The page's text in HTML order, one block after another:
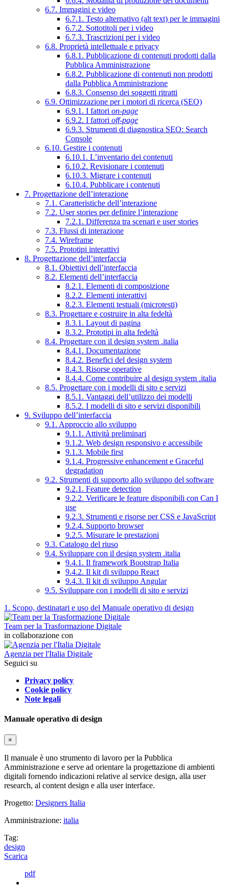
6.7. Immagini e video
6.7.1. Testo alternativo (alt text) per le immagini
6.7.2. Sottotitoli per i video
6.7.3. Trascrizioni per i video
6.8. Proprietà intellettuale e privacy
6.8.1. Pubblicazione di contenuti prodotti dalla
Pubblica Amministrazione
6.8.2. Pubblicazione di contenuti non prodotti
dalla Pubblica Amministrazione
6.8.3. Consenso dei soggetti ritratti
6.9. Ottimizzazione per i motori di ricerca (SEO)
6.9.1. I fattori on-page
6.9.2. I fattori off-page
6.9.3. Strumenti di diagnostica SEO: Search
Console
6.10. Gestire i contenuti
6.10.1. L’inventario dei contenuti
6.10.2. Revisionare i contenuti
6.10.3. Migrare i contenuti
6.10.4. Pubblicare i contenuti
7. Progettazione dell’interazione
7.1. Caratteristiche dell’interazione
7.2. User stories per definire l’interazione
7.2.1. Differenza tra scenari e user stories
7.3. Flussi di interazione
7.4. Wireframe
7.5. Prototipi interattivi
8. Progettazione dell’interfaccia
8.1. Obiettivi dell’interfaccia
8.2. Elementi dell’interfaccia
8.2.1. Elementi di composizione
8.2.2. Elementi interattivi
8.2.3. Elementi testuali (microtesti)
8.3. Progettare e costruire in alta fedeltà
8.3.1. Layout di pagina
8.3.2. Prototipi in alta fedeltà
8.4. Progettare con il design system .italia
8.4.1. Documentazione
8.4.2. Benefici del design system
8.4.3. Risorse operative
8.4.4. Come contribuire al design system .italia
8.5. Progettare con i modelli di sito e servizi
8.5.1. Vantaggi dell’utilizzo dei modelli
8.5.2. I modelli di sito e servizi disponibili
9. Sviluppo dell’interfaccia
9.1. Approccio allo sviluppo
9.1.1. Attività preliminari
9.1.2. Web design responsivo e accessibile
9.1.3. Mobile first
9.1.4. Progressive enhancement e Graceful
degradation
9.2. Strumenti di supporto allo sviluppo del software
9.2.1. Feature detection
9.2.2. Verificare le feature disponibili con Can I
use
9.2.3. Strumenti e risorse per CSS e JavaScript
9.2.4. Supporto browser
9.2.5. Misurare le prestazioni
9.3. Catalogo del riuso
9.4. Sviluppare con il design system .italia
9.4.1. Il framework Bootstrap Italia
9.4.2. Il kit di sviluppo React
9.4.3. Il kit di sviluppo Angular
9.5. Sviluppare con i modelli di sito e servizi
1. Scopo, destinatari e uso del Manuale operativo di design
Team per la Trasformazione Digitale
in collaborazione con
Agenzia per l'Italia Digitale
Seguici su
Privacy policy
Cookie policy
Note legali
Manuale operativo di design
×
Il manuale è uno strumento di lavoro per la Pubblica
Amministrazione e serve ad orientare la progettazione di ambienti
digitali fornendo indicazioni relative al service design, alla user
research, al content design e alla user interface.
Progetto: Designers Italia
Amministrazione: italia
Tag:
design
Scarica
pdf